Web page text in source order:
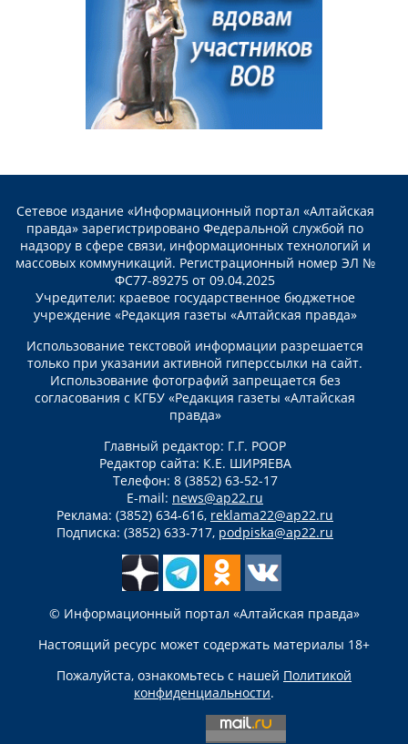
Сетевое издание «Информационный портал «Алтайская
правда» зарегистрировано Федеральной службой по
надзору в сфере связи, информационных технологий и
массовых коммуникаций. Регистрационный номер ЭЛ №
ФС77-89275 от 09.04.2025
Учредители: краевое государственное бюджетное
учреждение «Редакция газеты «Алтайская правда»
Использование текстовой информации разрешается
только при указании активной гиперссылки на сайт.
Использование фотографий запрещается без
согласования с КГБУ «Редакция газеты «Алтайская
правда»
Главный редактор: Г.Г. РООР
Редактор сайта: К.Е. ШИРЯЕВА
Телефон: 8 (3852) 63-52-17
E-mail: news@ap22.ru
Реклама: (3852) 634-616, reklama22@ap22.ru
Подписка: (3852) 633-717, podpiska@ap22.ru
© Информационный портал «Алтайская правда»
Настоящий ресурс может содержать материалы 18+
Пожалуйста, ознакомьтесь с нашей Политикой
конфиденциальности.